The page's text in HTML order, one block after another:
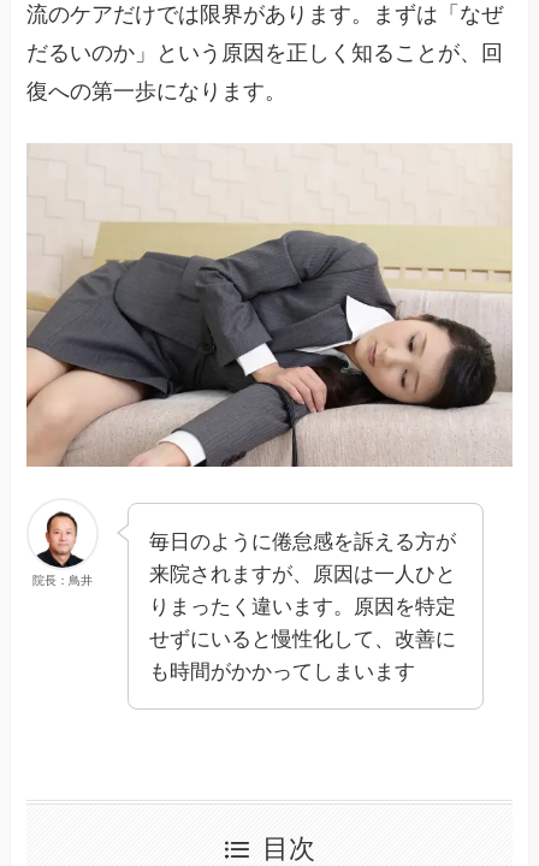
流のケアだけでは限界があります。まずは「なぜ
だるいのか」という原因を正しく知ることが、回
復への第一歩になります。
院長：鳥井
毎日のように倦怠感を訴える方が
来院されますが、原因は一人ひと
りまったく違います。原因を特定
せずにいると慢性化して、改善に
も時間がかかってしまいます
目次